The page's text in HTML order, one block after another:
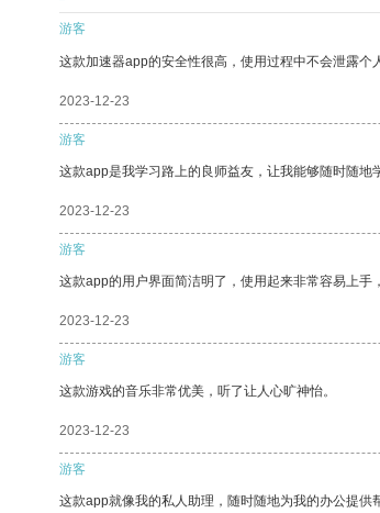
游客
这款加速器app的安全性很高，使用过程中不会泄露个
2023-12-23
游客
这款app是我学习路上的良师益友，让我能够随时随地
2023-12-23
游客
这款app的用户界面简洁明了，使用起来非常容易上手
2023-12-23
游客
这款游戏的音乐非常优美，听了让人心旷神怡。
2023-12-23
游客
这款app就像我的私人助理，随时随地为我的办公提供